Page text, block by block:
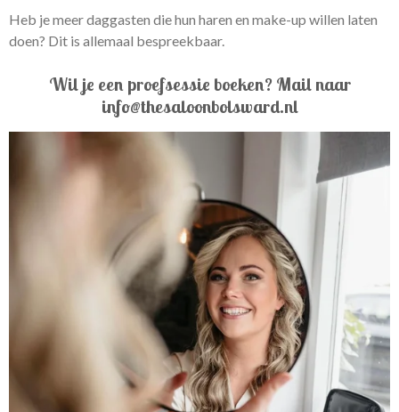
Heb je meer daggasten die hun haren en make-up willen laten
doen? Dit is allemaal bespreekbaar.
Wil je een proefsessie boeken? Mail naar
info@thesaloonbolsward.nl